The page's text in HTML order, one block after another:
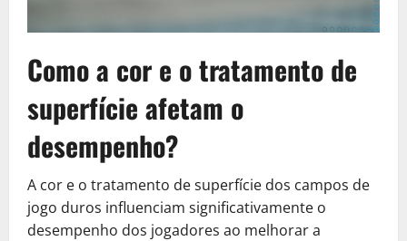
Como a cor e o tratamento de
superfície afetam o
desempenho?
A cor e o tratamento de superfície dos campos de
jogo duros influenciam significativamente o
desempenho dos jogadores ao melhorar a